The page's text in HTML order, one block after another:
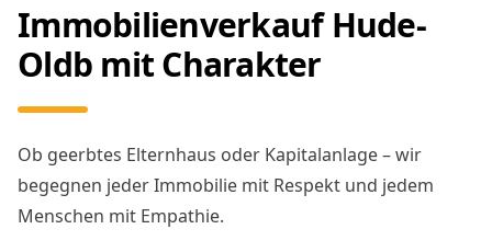
Immobilienverkauf Hude-
Oldb mit Charakter
Ob geerbtes Elternhaus oder Kapitalanlage – wir
begegnen jeder Immobilie mit Respekt und jedem
Menschen mit Empathie.